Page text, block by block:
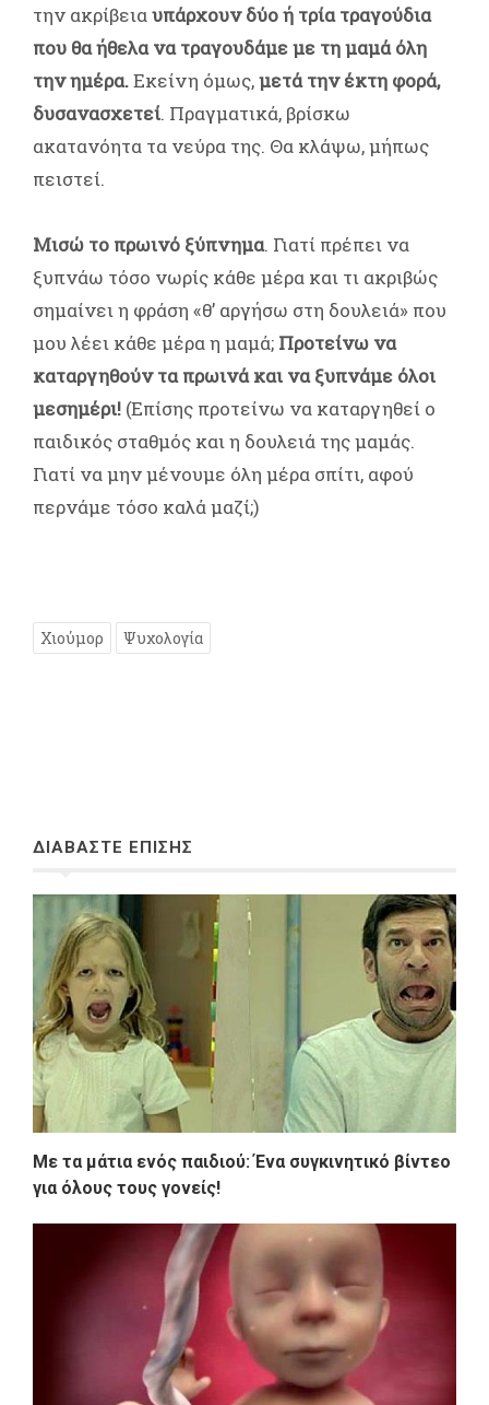
την ακρίβειαυπάρχουν δύο ή τρία τραγούδια
που θα ήθελα να τραγουδάμε με τη μαμά όλη
την ημέρα.Εκείνη όμως,μετά την έκτη φορά,
δυσανασχετεί. Πραγματικά, βρίσκω
ακατανόητα τα νεύρα της. Θα κλάψω, μήπως
πειστεί.
Μισώ το πρωινό ξύπνημα. Γιατί πρέπει να
ξυπνάω τόσο νωρίς κάθε μέρα και τι ακριβώς
σημαίνει η φράση «θ’ αργήσω στη δουλειά» που
μου λέει κάθε μέρα η μαμά; Προτείνω να
καταργηθούν τα πρωινά και να ξυπνάμε όλοι
μεσημέρι! (Επίσης προτείνω να καταργηθεί ο
παιδικός σταθμός και η δουλειά της μαμάς.
Γιατί να μην μένουμε όλη μέρα σπίτι, αφού
περνάμε τόσο καλά μαζί;)
Χιούμορ Ψυχολογία
ΔΙΑΒΑΣΤΕ ΕΠΙΣΗΣ
Με τα μάτια ενός παιδιού: Ένα συγκινητικό βίντεο
για όλους τους γονείς!